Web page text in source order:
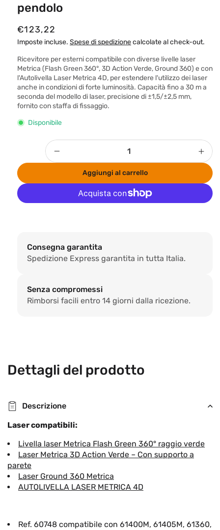
pendolo
P
r
e
z
z
o
d
i
s
t
i
n
€123,22
Imposte incluse. Spese di spedizionecalcolate al check-out.
Ricevitore per esterni compatibile con diverse livelle laser
Metrica (Flash Green 360°, 3D Action Verde, Ground 360) e con
l'Autolivella Laser Metrica 4D, per estendere l'utilizzo dei laser
anche in condizioni di forte luminosità. Capacità fino a 30 m a
seconda del modello di laser, precisione di ±1,5/±2,5 mm,
fornito con staffa di fissaggio.
Disponibile
Quantità
Ricevitore
a
pendolo
per
per
Aggiungi al carrello
Consegna garantita
Spedizione Express garantita in tutta Italia.
Senza compromessi
Rimborsi facili entro 14 giorni dalla ricezione.
Dettagli del prodotto
Descrizione
Laser compatibili:
Livella laser Metrica Flash Green 360° raggio verde
Laser Metrica 3D Action Verde – Con supporto a
parete
Laser Ground 360 Metrica
AUTOLIVELLA LASER METRICA 4D
Ref. 60748 compatibile con 61400M, 61405M, 61360,